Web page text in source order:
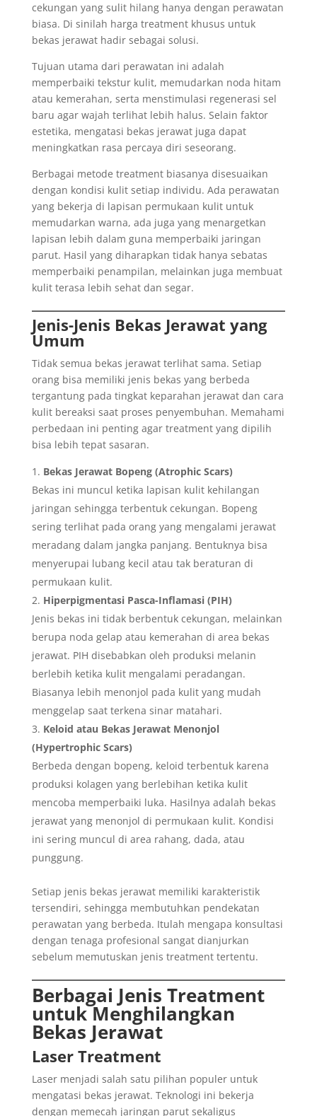
cekungan yang sulit hilang hanya dengan perawatan
biasa. Di sinilah harga treatment khusus untuk
bekas jerawat hadir sebagai solusi.
Tujuan utama dari perawatan ini adalah
memperbaiki tekstur kulit, memudarkan noda hitam
atau kemerahan, serta menstimulasi regenerasi sel
baru agar wajah terlihat lebih halus. Selain faktor
estetika, mengatasi bekas jerawat juga dapat
meningkatkan rasa percaya diri seseorang.
Berbagai metode treatment biasanya disesuaikan
dengan kondisi kulit setiap individu. Ada perawatan
yang bekerja di lapisan permukaan kulit untuk
memudarkan warna, ada juga yang menargetkan
lapisan lebih dalam guna memperbaiki jaringan
parut. Hasil yang diharapkan tidak hanya sebatas
memperbaiki penampilan, melainkan juga membuat
kulit terasa lebih sehat dan segar.
Jenis-Jenis Bekas Jerawat yang
Umum
Tidak semua bekas jerawat terlihat sama. Setiap
orang bisa memiliki jenis bekas yang berbeda
tergantung pada tingkat keparahan jerawat dan cara
kulit bereaksi saat proses penyembuhan. Memahami
perbedaan ini penting agar treatment yang dipilih
bisa lebih tepat sasaran.
Bekas Jerawat Bopeng (Atrophic Scars)
Bekas ini muncul ketika lapisan kulit kehilangan
jaringan sehingga terbentuk cekungan. Bopeng
sering terlihat pada orang yang mengalami jerawat
meradang dalam jangka panjang. Bentuknya bisa
menyerupai lubang kecil atau tak beraturan di
permukaan kulit.
Hiperpigmentasi Pasca-Inflamasi (PIH)
Jenis bekas ini tidak berbentuk cekungan, melainkan
berupa noda gelap atau kemerahan di area bekas
jerawat. PIH disebabkan oleh produksi melanin
berlebih ketika kulit mengalami peradangan.
Biasanya lebih menonjol pada kulit yang mudah
menggelap saat terkena sinar matahari.
Keloid atau Bekas Jerawat Menonjol
(Hypertrophic Scars)
Berbeda dengan bopeng, keloid terbentuk karena
produksi kolagen yang berlebihan ketika kulit
mencoba memperbaiki luka. Hasilnya adalah bekas
jerawat yang menonjol di permukaan kulit. Kondisi
ini sering muncul di area rahang, dada, atau
punggung.
Setiap jenis bekas jerawat memiliki karakteristik
tersendiri, sehingga membutuhkan pendekatan
perawatan yang berbeda. Itulah mengapa konsultasi
dengan tenaga profesional sangat dianjurkan
sebelum memutuskan jenis treatment tertentu.
Berbagai Jenis Treatment
untuk Menghilangkan
Bekas Jerawat
Laser Treatment
Laser menjadi salah satu pilihan populer untuk
mengatasi bekas jerawat. Teknologi ini bekerja
dengan memecah jaringan parut sekaligus